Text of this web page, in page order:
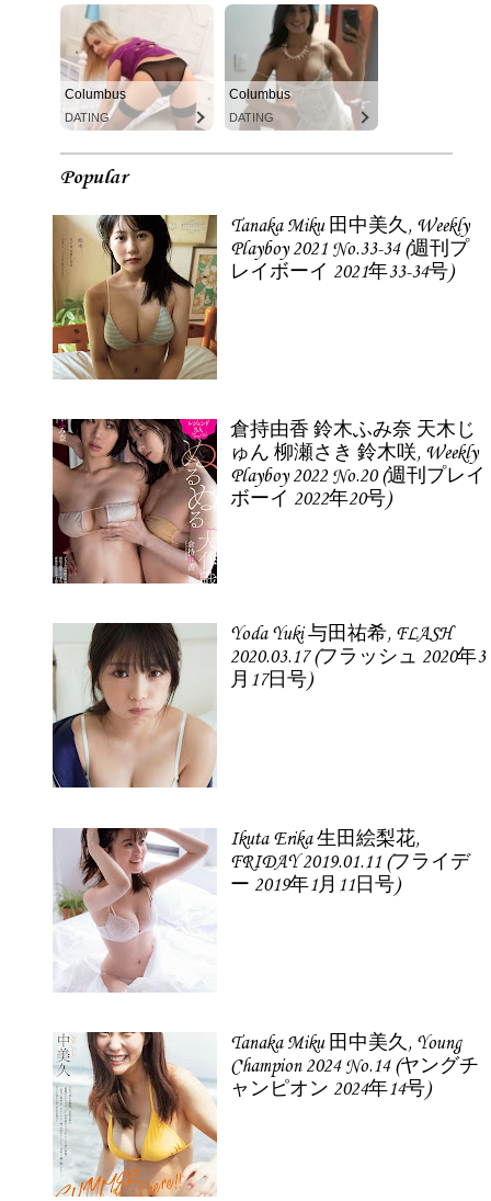
Columbus
DATING
Columbus
DATING
Popular
Tanaka Miku 田中美久, Weekly
Playboy 2021 No.33-34 (週刊プ
レイボーイ 2021年33-34号)
倉持由香 鈴木ふみ奈 天木じ
ゅん 柳瀬さき 鈴木咲, Weekly
Playboy 2022 No.20 (週刊プレイ
ボーイ 2022年20号)
Yoda Yuki 与田祐希, FLASH
2020.03.17 (フラッシュ 2020年3
月17日号)
Ikuta Erika 生田絵梨花,
FRIDAY 2019.01.11 (フライデ
ー 2019年1月11日号)
Tanaka Miku 田中美久, Young
Champion 2024 No.14 (ヤングチ
ャンピオン 2024年14号)